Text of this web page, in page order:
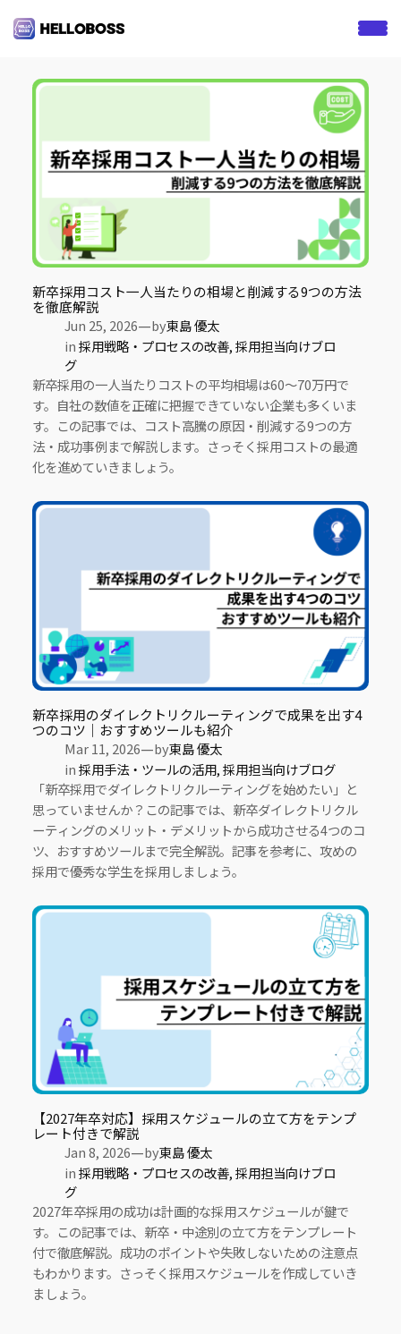
Tag:新卒
新卒採用コスト一人当たりの相場と削減する9つの方法
を徹底解説
Jun 25, 2026—by東島 優太
in採用戦略・プロセスの改善, 採用担当向けブロ
グ
新卒採用の一人当たりコストの平均相場は60〜70万円で
す。自社の数値を正確に把握できていない企業も多くいま
す。この記事では、コスト高騰の原因・削減する9つの方
法・成功事例まで解説します。さっそく採用コストの最適
化を進めていきましょう。
新卒採用のダイレクトリクルーティングで成果を出す4
つのコツ｜おすすめツールも紹介
Mar 11, 2026—by東島 優太
in採用手法・ツールの活用, 採用担当向けブログ
「新卒採用でダイレクトリクルーティングを始めたい」と
思っていませんか？この記事では、新卒ダイレクトリクル
ーティングのメリット・デメリットから成功させる4つのコ
ツ、おすすめツールまで完全解説。記事を参考に、攻めの
採用で優秀な学生を採用しましょう。
【2027年卒対応】採用スケジュールの立て方をテンプ
レート付きで解説
Jan 8, 2026—by東島 優太
in採用戦略・プロセスの改善, 採用担当向けブロ
グ
2027年卒採用の成功は計画的な採用スケジュールが鍵で
す。この記事では、新卒・中途別の立て方をテンプレート
付で徹底解説。成功のポイントや失敗しないための注意点
もわかります。さっそく採用スケジュールを作成していき
ましょう。